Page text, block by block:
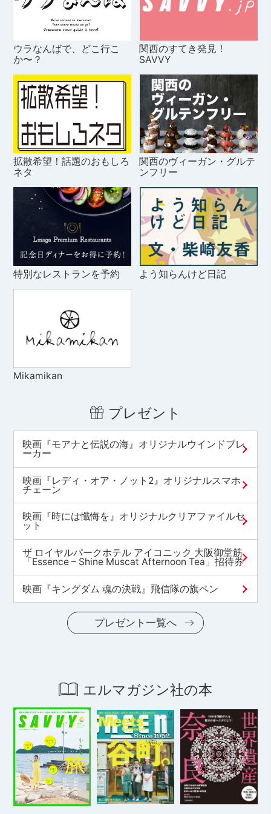
ウラなんばで、どこ行こ
か〜？
関西のすてき発見！
SAVVY
拡散希望！話題のおもしろ
ネタ
関西のヴィーガン・グルテ
ンフリー
特別なレストランを予約 よう知らんけど日記
Mikamikan
プレゼント
映画『モアナと伝説の海』オリジナルウインドブレ
ーカー
映画『レディ・オア・ノット2』オリジナルスマホ
チェーン
映画『時には懺悔を』オリジナルクリアファイルセ
ット
ザ ロイヤルパークホテル アイコニック 大阪御堂筋
「Essence – Shine Muscat Afternoon Tea」招待券
映画『キングダム 魂の決戦』飛信隊の旗ペン
プレゼント一覧へ
エルマガジン社の本